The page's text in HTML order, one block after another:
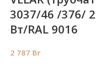
3037/46 /376/
Bт/RAL 9016
2 787 Br